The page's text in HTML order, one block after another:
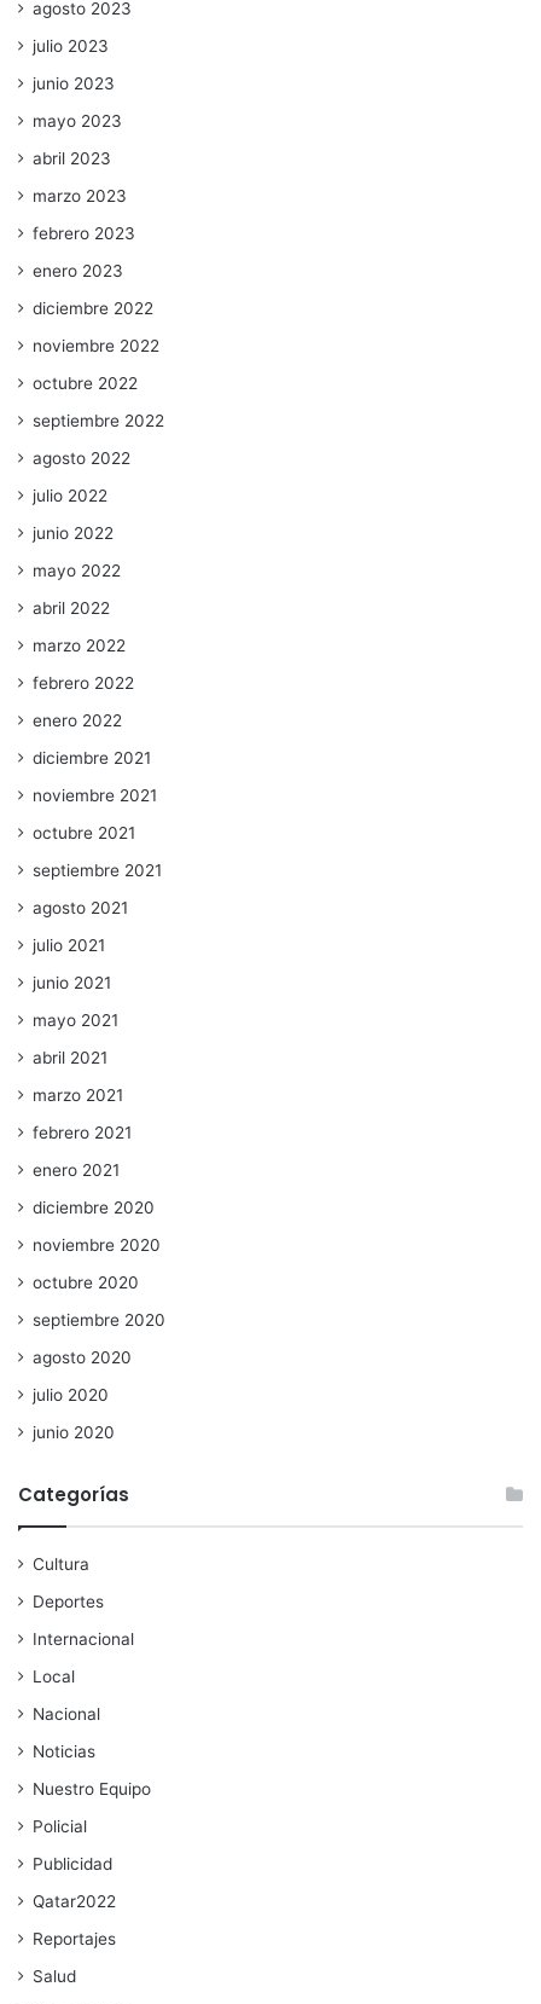
agosto 2023
julio 2023
junio 2023
mayo 2023
abril 2023
marzo 2023
febrero 2023
enero 2023
diciembre 2022
noviembre 2022
octubre 2022
septiembre 2022
agosto 2022
julio 2022
junio 2022
mayo 2022
abril 2022
marzo 2022
febrero 2022
enero 2022
diciembre 2021
noviembre 2021
octubre 2021
septiembre 2021
agosto 2021
julio 2021
junio 2021
mayo 2021
abril 2021
marzo 2021
febrero 2021
enero 2021
diciembre 2020
noviembre 2020
octubre 2020
septiembre 2020
agosto 2020
julio 2020
junio 2020
Categorías
Cultura
Deportes
Internacional
Local
Nacional
Noticias
Nuestro Equipo
Policial
Publicidad
Qatar2022
Reportajes
Salud